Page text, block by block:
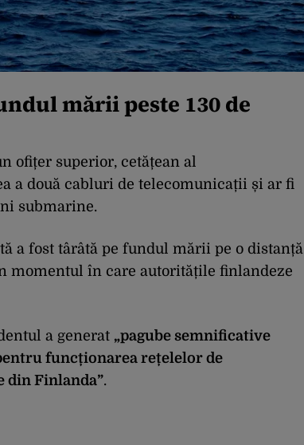
mării peste 130 de
ofițer superior, cetățean al
a două cabluri de telecomunicații și ar fi
submarine.
a fost târâtă pe fundul mării pe o distanță
momentul în care autoritățile finlandeze
a generat „pagube semnificative
funcționarea rețelelor de
din Finlanda”.